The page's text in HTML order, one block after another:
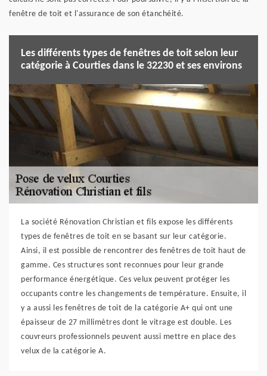
fenêtre de toit et l'assurance de son étanchéité.
Les différents types de fenêtres de toit selon leur
catégorie à Courties dans le 32230 et ses environs
La société Rénovation Christian et fils expose les différents
types de fenêtres de toit en se basant sur leur catégorie.
Ainsi, il est possible de rencontrer des fenêtres de toit haut de
gamme. Ces structures sont reconnues pour leur grande
performance énergétique. Ces velux peuvent protéger les
occupants contre les changements de température. Ensuite, il
y a aussi les fenêtres de toit de la catégorie A+ qui ont une
épaisseur de 27 millimètres dont le vitrage est double. Les
couvreurs professionnels peuvent aussi mettre en place des
velux de la catégorie A.